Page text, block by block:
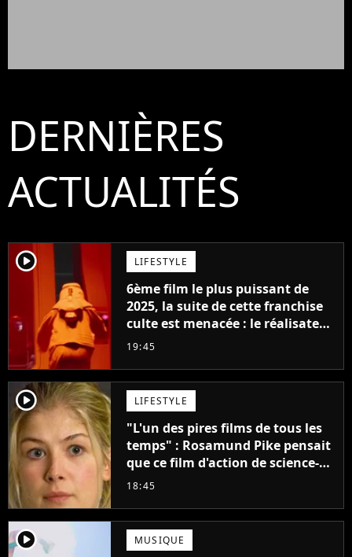
DERNIÈRES
ACTUALITÉS
player2 LIFESTYLE
6ème film le plus puissant de
2025, la suite de cette franchise
culte est menacée : le réalisateur
claque la porte pour "différends
19:45
player2 LIFESTYLE
"L'un des pires films de tous les
temps" : Rosamund Pike pensait
que ce film d'action de science-
fiction avec Dwayne Johnson
18:45
player2 MUSIQUE